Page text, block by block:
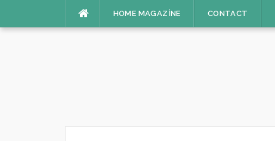
HOME MAGAZINE CONTACT